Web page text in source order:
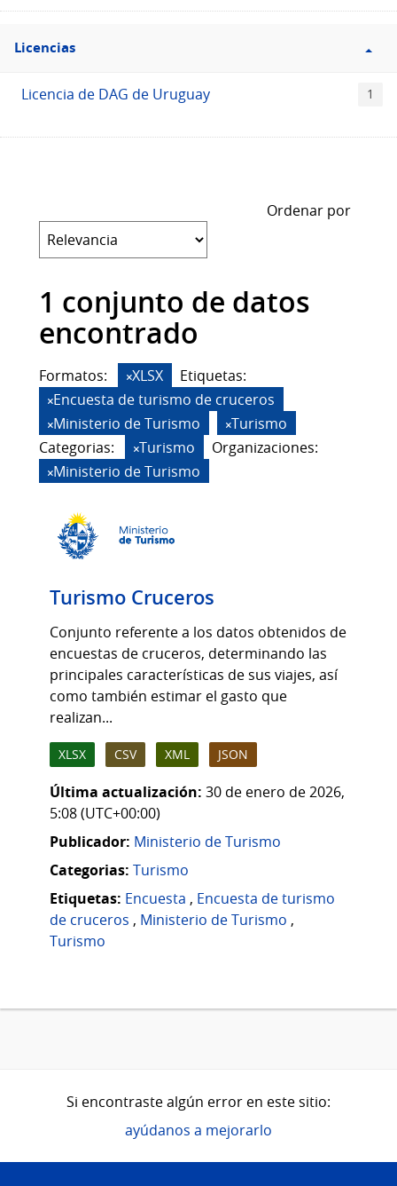
Filtro
Licencias
Licencias
Licencia de DAG de Uruguay 1
Ordenar por
1 conjunto de datos
encontrado
Formatos: XLSX
Etiquetas:
Encuesta de turismo de cruceros
Ministerio de Turismo
Turismo
Categorias:
Turismo
Organizaciones:
Ministerio de Turismo
Turismo Cruceros
Conjunto referente a los datos obtenidos de
encuestas de cruceros, determinando las
principales características de sus viajes, así
como también estimar el gasto que
realizan...
XLSX CSV XML JSON
Última actualización: 30 de enero de 2026,
5:08 (UTC+00:00)
Publicador: Ministerio de Turismo
Categorias: Turismo
Etiquetas: Encuesta , Encuesta de turismo
de cruceros , Ministerio de Turismo ,
Turismo
Si encontraste algún error en este sitio:
ayúdanos a mejorarlo